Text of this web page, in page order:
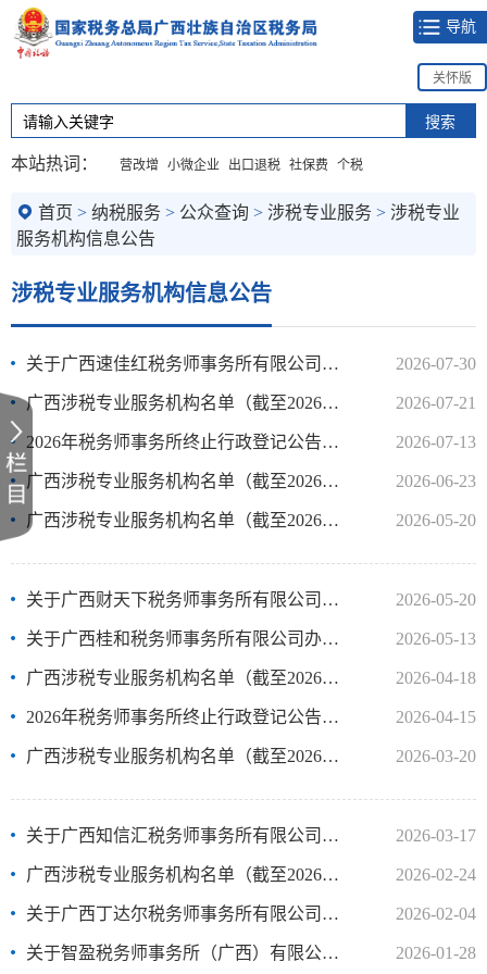
导航
关怀版
本站热词： 营改增 小微企业 出口退税 社保费 个税
首页 > 纳税服务 > 公众查询 > 涉税专业服务 > 涉税专业
服务机构信息公告
涉税专业服务机构信息公告
2026-07-30
关于广西速佳红税务师事务所有限公司办理行政登记的公示
2026-07-21
广西涉税专业服务机构名单（截至2026年6月30日）
2026-07-13
2026年税务师事务所终止行政登记公告（2）
2026-06-23
广西涉税专业服务机构名单（截至2026年5月31日）
2026-05-20
广西涉税专业服务机构名单（截至2026年4月30日）
2026-05-20
关于广西财天下税务师事务所有限公司办理行政登记的公示
2026-05-13
关于广西桂和税务师事务所有限公司办理行政登记的公示
2026-04-18
广西涉税专业服务机构名单（截至2026年3月31日）
2026-04-15
2026年税务师事务所终止行政登记公告（1）
2026-03-20
广西涉税专业服务机构名单（截至2026年2月28日）
2026-03-17
关于广西知信汇税务师事务所有限公司办理行政登记的公示
2026-02-24
广西涉税专业服务机构名单（截至2026年1月31日）
2026-02-04
关于广西丁达尔税务师事务所有限公司钦州分公司办理行政登记的..
2026-01-28
关于智盈税务师事务所（广西）有限公司办理行政登记的公示